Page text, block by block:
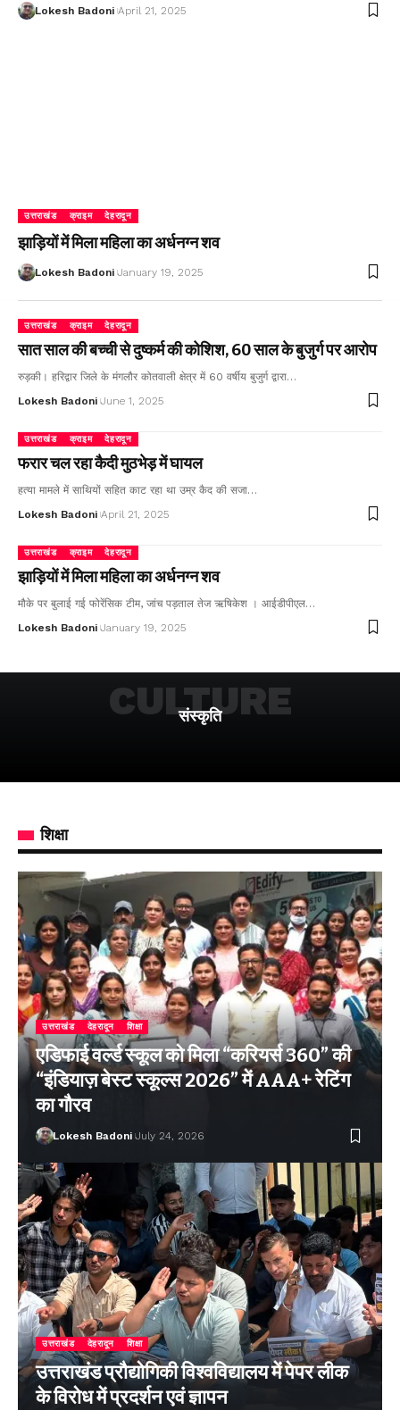
Lokesh Badoni April 21, 2025
उत्तराखंड क्राइम देहरादून
झाड़ियों में मिला महिला का अर्धनग्न शव
Lokesh Badoni January 19, 2025
उत्तराखंड क्राइम देहरादून
सात साल की बच्ची से दुष्कर्म की कोशिश, 60 साल के बुजुर्ग पर आरोप
रुड़की। हरिद्वार जिले के मंगलौर कोतवाली क्षेत्र में 60 वर्षीय बुजुर्ग द्वारा…
Lokesh Badoni June 1, 2025
उत्तराखंड क्राइम देहरादून
फरार चल रहा कैदी मुठभेड़ में घायल
हत्या मामले में साथियों सहित काट रहा था उम्र कैद की सजा…
Lokesh Badoni April 21, 2025
उत्तराखंड क्राइम देहरादून
झाड़ियों में मिला महिला का अर्धनग्न शव
मौके पर बुलाई गई फोरेंसिक टीम, जांच पड़ताल तेज ऋषिकेश । आईडीपीएल…
Lokesh Badoni January 19, 2025
संस्कृति
CULTURE
शिक्षा
उत्तराखंड देहरादून शिक्षा
एडिफाई वर्ल्ड स्कूल को मिला “करियर्स 360” की
“इंडियाज़ बेस्ट स्कूल्स 2026” में AAA+ रेटिंग
का गौरव
Lokesh Badoni July 24, 2026
उत्तराखंड देहरादून शिक्षा
उत्तराखंड प्रौद्योगिकी विश्वविद्यालय में पेपर लीक
के विरोध में प्रदर्शन एवं ज्ञापन